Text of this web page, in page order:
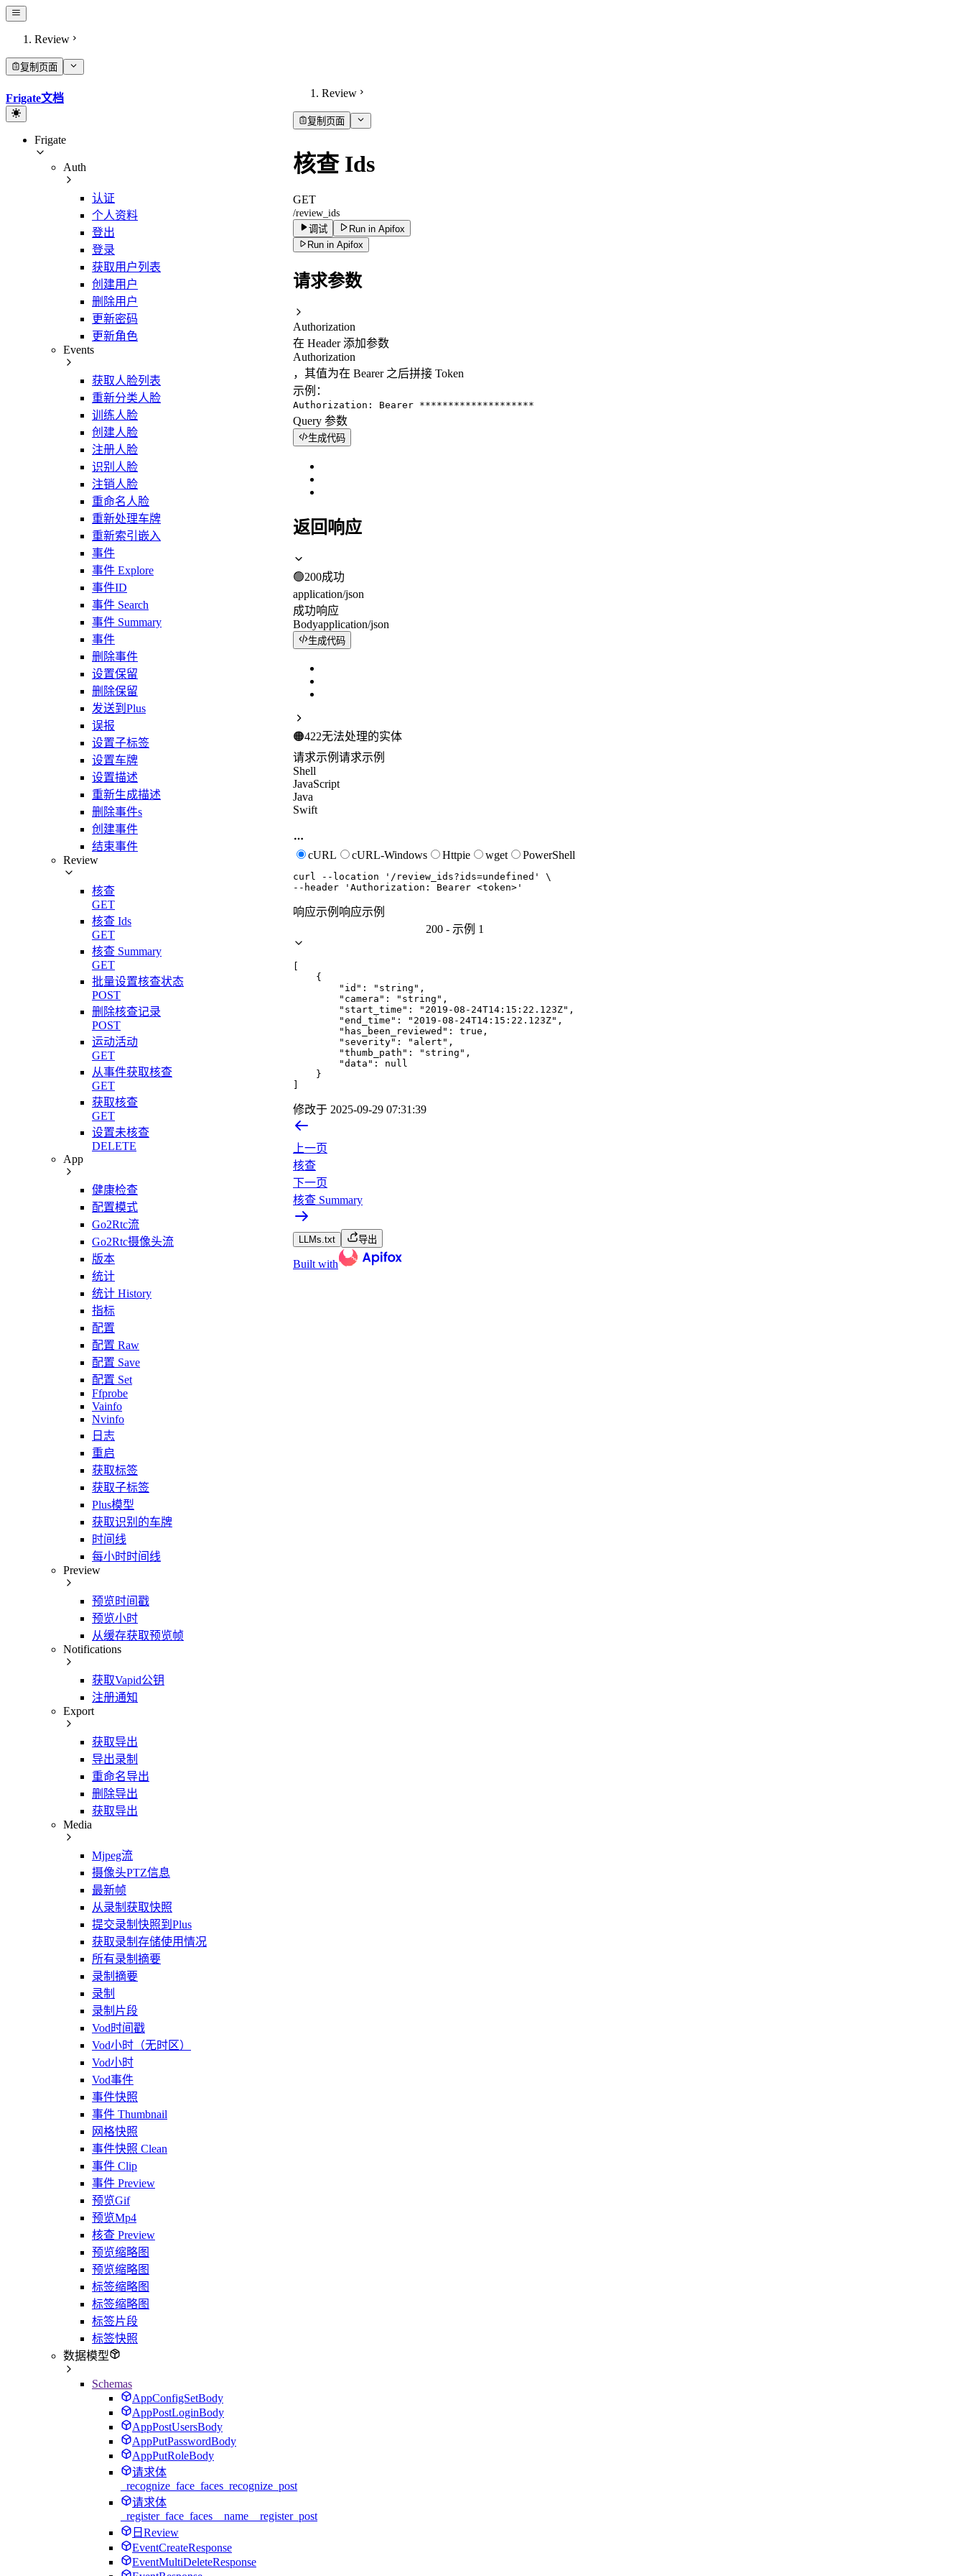
Review
复制页面
Frigate文档
Frigate
Auth
认证
个人资料
登出
登录
获取用户列表
创建用户
删除用户
更新密码
更新角色
Events
获取人脸列表
重新分类人脸
训练人脸
创建人脸
注册人脸
识别人脸
注销人脸
重命名人脸
重新处理车牌
重新索引嵌入
事件
事件 Explore
事件ID
事件 Search
事件 Summary
事件
删除事件
设置保留
删除保留
发送到Plus
误报
设置子标签
设置车牌
设置描述
重新生成描述
删除事件s
创建事件
结束事件
Review
核查
GET
核查 Ids
GET
核查 Summary
GET
批量设置核查状态
POST
删除核查记录
POST
运动活动
GET
从事件获取核查
GET
获取核查
GET
设置未核查
DELETE
App
健康检查
配置模式
Go2Rtc流
Go2Rtc摄像头流
版本
统计
统计 History
指标
配置
配置 Raw
配置 Save
配置 Set
Ffprobe
Vainfo
Nvinfo
日志
重启
获取标签
获取子标签
Plus模型
获取识别的车牌
时间线
每小时时间线
Preview
预览时间戳
预览小时
从缓存获取预览帧
Notifications
获取Vapid公钥
注册通知
Export
获取导出
导出录制
重命名导出
删除导出
获取导出
Media
Mjpeg流
摄像头PTZ信息
最新帧
从录制获取快照
提交录制快照到Plus
获取录制存储使用情况
所有录制摘要
录制摘要
录制
录制片段
Vod时间戳
Vod小时（无时区）
Vod小时
Vod事件
事件快照
事件 Thumbnail
网格快照
事件快照 Clean
事件 Clip
事件 Preview
预览Gif
预览Mp4
核查 Preview
预览缩略图
预览缩略图
标签缩略图
标签缩略图
标签片段
标签快照
数据模型
Schemas
AppConfigSetBody
AppPostLoginBody
AppPostUsersBody
AppPutPasswordBody
AppPutRoleBody
请求体
_recognize_face_faces_recognize_post
请求体
_register_face_faces__name__register_post
日Review
EventCreateResponse
EventMultiDeleteResponse
Review
复制页面
核查 Ids
GET
/review_ids
调试
Run in Apifox
Run in Apifox
请求参数
Authorization
在 Header 添加参数
Authorization
，其值为在 Bearer 之后拼接 Token
示例 ：
Authorization: Bearer ********************
Query 参数
生成代码
返回响应
🟢200成功
application/json
成功响应
Bodyapplication/json
生成代码
🟠422无法处理的实体
请求示例 请求示例
Shell
JavaScript
Java
Swift
cURL cURL-Windows Httpie wget PowerShell
curl --location '/review_ids?ids=undefined'
--header
'Authorization: Bearer <token>'
响应示例 响应示例
200 - 示例 1
[
{
"id" : "string" ,
"camera" : "string" ,
"start_time" : "2019-08-24T14:15:22.123Z" ,
"end_time" : "2019-08-24T14:15:22.123Z" ,
"has_been_reviewed" : true ,
"severity" : "alert" ,
"thumb_path" : "string" ,
"data" :
null
}
]
修改于 2025-09-29 07:31:39
上一页
核查
下一页
核查 Summary
LLMs.txt 导出
Built with